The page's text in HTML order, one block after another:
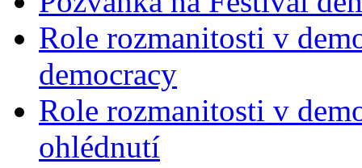
Role rozmanitosti v
democracy
Role rozmanitosti v
ohlédnutí